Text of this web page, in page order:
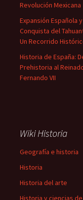
Revolución Mexicana
Expansión Española y
Conquista del
Un Recorrido
Historia de España:
Prehistoria al
Fernando VII
Wiki Historia
Geografía e historia
Historia
Historia del arte
Historia y ciencias